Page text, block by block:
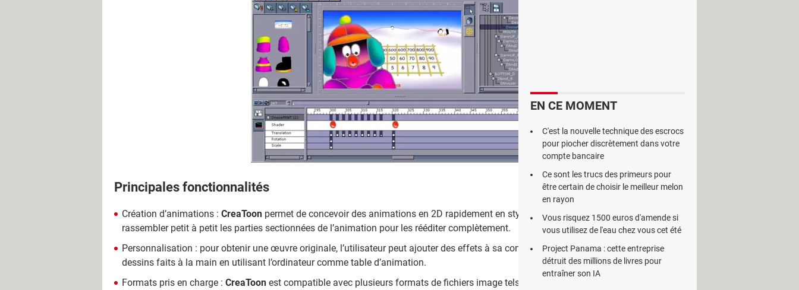
Principales fonctionnalités
Création d’animations : CreaToon permet de concevoir des animations en 2D rapidement en style découpé. Pour ce faire, il suffit de
rassembler petit à petit les parties sectionnées de l’animation pour les rééditer complètement.
Personnalisation : pour obtenir une œuvre originale, l’utilisateur peut ajouter des effets à sa conception. Ou encore, il peut scanner ses
dessins faits à la main en utilisant l’ordinateur comme table d’animation.
Formats pris en charge : CreaToon est compatible avec plusieurs formats de fichiers image tels que BMP, TGA, JPG, PNG et TIFF. Les
EN CE MOMENT
C'est la nouvelle technique des escrocs
pour piocher discrètement dans votre
compte bancaire
Ce sont les trucs des primeurs pour
être certain de choisir le meilleur melon
en rayon
Vous risquez 1500 euros d'amende si
vous utilisez de l'eau chez vous cet été
Project Panama : cette entreprise
détruit des millions de livres pour
entraîner son IA